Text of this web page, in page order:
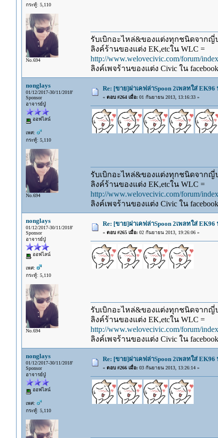
กระทู้: 5,110
No.694
รับเบิกอะไหล่&ของแต่งทุกชนิดจากญี่
ลิงค์ร้านของแต่ง EK,etcใน WLC =
http://www.welovecivic.com/forum/
ลิงค์เพจร้านของแต่ง Civic ใน
nonglays
01/12/2017-30/11/2018'
Sponsor
อาจารย์ปู่
ออฟไลน์
เพศ:
กระทู้: 5,110
No.694
Re: [ขาย]ฝาเคฟล่าSpoon 2เพลทใส่
« ตอบ #264 เมื่อ:01 กันยายน 2013, 13:16:33 »
รับเบิกอะไหล่&ของแต่งทุกชนิดจากญี่
ลิงค์ร้านของแต่ง EK,etcใน WLC =
http://www.welovecivic.com/forum/
ลิงค์เพจร้านของแต่ง Civic ใน
nonglays
01/12/2017-30/11/2018'
Sponsor
อาจารย์ปู่
ออฟไลน์
เพศ:
กระทู้: 5,110
No.694
Re: [ขาย]ฝาเคฟล่าSpoon 2เพลทใส่
« ตอบ #265 เมื่อ:02 กันยายน 2013, 19:26:06 »
รับเบิกอะไหล่&ของแต่งทุกชนิดจากญี่
ลิงค์ร้านของแต่ง EK,etcใน WLC =
http://www.welovecivic.com/forum/
ลิงค์เพจร้านของแต่ง Civic ใน
nonglays
01/12/2017-30/11/2018'
Sponsor
อาจารย์ปู่
ออฟไลน์
เพศ:
กระทู้: 5,110
Re: [ขาย]ฝาเคฟล่าSpoon 2เพลทใส่
« ตอบ #266 เมื่อ:03 กันยายน 2013, 13:26:14 »